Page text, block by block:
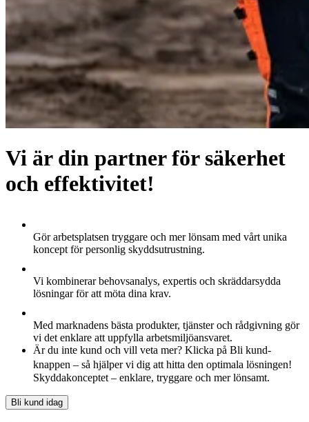
Vi är din partner för säkerhet
och effektivitet!
Gör arbetsplatsen tryggare och mer lönsam med vårt unika
koncept för personlig skyddsutrustning.
Vi kombinerar behovsanalys, expertis och skräddarsydda
lösningar för att möta dina krav.
Med marknadens bästa produkter, tjänster och rådgivning gör
vi det enklare att uppfylla arbetsmiljöansvaret.
Är du inte kund och vill veta mer? Klicka på Bli kund-
knappen – så hjälper vi dig att hitta den optimala lösningen!
Skyddakonceptet – enklare, tryggare och mer lönsamt.
Bli kund idag